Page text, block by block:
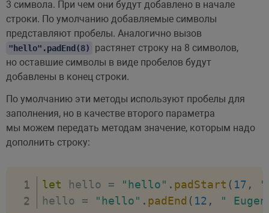
3 символа. При чем они будут добавлено в начале
строки. По умолчанию добавляемые символы
представляют пробелы. Аналогично вызов
"hello".padEnd(8)
растянет строку на 8 символов,
но оставшие символы в виде пробелов будут
добавлены в конец строки.
По умолчанию эти методы используют пробелы для
заполнения, но в качестве второго параметра
мы можем передать методам значение, которым надо
дополнить строку:
let hello = "hello" . padStart ( 17 ,
hello = "hello" . padEnd ( 12 , "